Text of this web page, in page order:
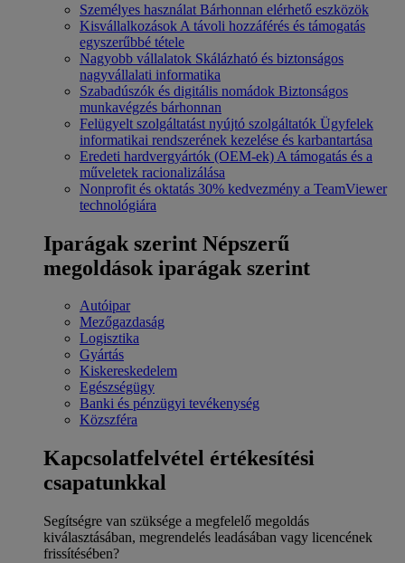
Személyes használat Bárhonnan elérhető eszközök
Kisvállalkozások A távoli hozzáférés és támogatás
egyszerűbbé tétele
Nagyobb vállalatok Skálázható és biztonságos
nagyvállalati informatika
Szabadúszók és digitális nomádok Biztonságos
munkavégzés bárhonnan
Felügyelt szolgáltatást nyújtó szolgáltatók Ügyfelek
informatikai rendszerének kezelése és karbantartása
Eredeti hardvergyártók (OEM-ek) A támogatás és a
műveletek racionalizálása
Nonprofit és oktatás 30% kedvezmény a TeamViewer
technológiára
Iparágak szerint Népszerű
megoldások iparágak szerint
Autóipar
Mezőgazdaság
Logisztika
Gyártás
Kiskereskedelem
Egészségügy
Banki és pénzügyi tevékenység
Közszféra
Kapcsolatfelvétel értékesítési
csapatunkkal
Segítségre van szüksége a megfelelő megoldás
kiválasztásában, megrendelés leadásában vagy licencének
frissítésében?